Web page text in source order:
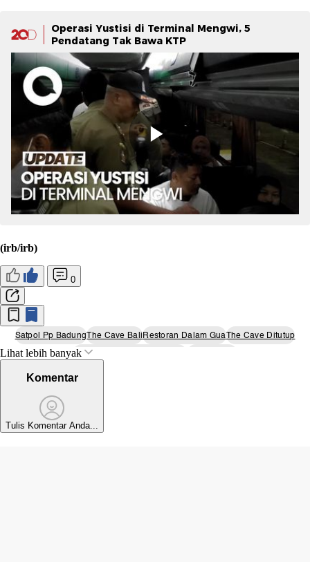
Operasi Yustisi di Terminal Mengwi, 5
Pendatang Tak Bawa KTP
(irb/irb)
0
Satpol Pp BadungThe Cave BaliRestoran Dalam GuaThe Cave Ditutup
Restoran Dalam Gua Ditutup
Lihat lebih banyak
Komentar
Tulis Komentar Anda...